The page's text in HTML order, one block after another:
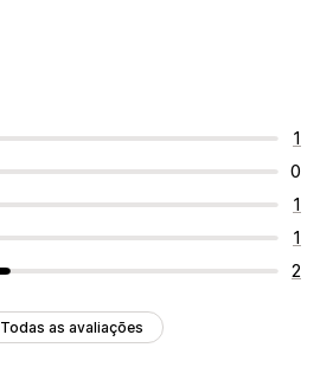
1
0
1
1
2
Todas as avaliações